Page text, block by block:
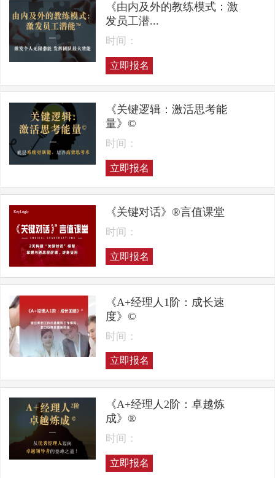
《由内及外的教练模式：激
发员工潜...
时间：
立即报名
《关键逻辑：激活思考能
量》©
时间：
立即报名
《关键对话》®言值课堂
时间：
立即报名
《A+经理人1阶：成长速
度》©
时间：
立即报名
《A+经理人2阶：卓越炼
成》®
时间：
立即报名